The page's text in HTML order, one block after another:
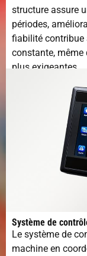
structure assure
périodes,
fiabilité contribue
constante,
plus exigeantes.
Système de
Le système de
machine en